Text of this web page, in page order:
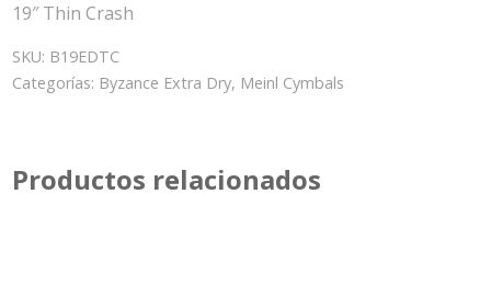
19″ Thin Crash
SKU: B19EDTC
Categorías: Byzance Extra Dry, Meinl Cymbals
Productos relacionados